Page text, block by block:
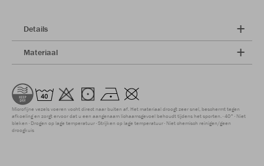
Details
Materiaal
Microfijne vezels voeren vocht direct naar buiten af. Het materiaal droogt zeer snel, beschermt tegen
afkoeling en zorgt ervoor dat u een aangenaam lichaamsgevoel behoudt tijdens het sporten. 40° Niet
bleken Drogen op lage temperatuur Strijken op lage temperatuur Niet chemisch reinigen/geen
droogkuis